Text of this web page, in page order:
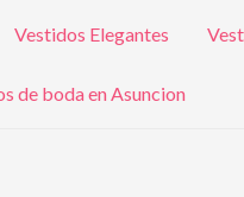
Vestidos Elegantes
de boda en Asuncion